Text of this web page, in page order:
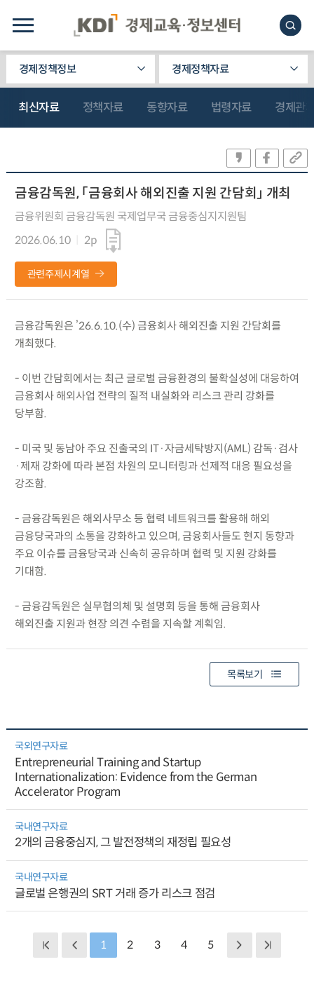
경제정책정보 경제정책자료
최신자료 정책자료 동향자료 법령자료 경제관
금융감독원, 「금융회사 해외진출 지원 간담회」 개최
금융위원회 금융감독원 국제업무국 금융중심지지원팀
2026.06.10
2p
관련주제시계열
금융감독원은 ’26.6.10.(수) 금융회사 해외진출 지원 간담회를
개최했다.
- 이번 간담회에서는 최근 글로벌 금융환경의 불확실성에 대응하여
금융회사 해외사업 전략의 질적 내실화와 리스크 관리 강화를
당부함.
- 미국 및 동남아 주요 진출국의 IT·자금세탁방지(AML) 감독·검사
·제재 강화에 따라 본점 차원의 모니터링과 선제적 대응 필요성을
강조함.
- 금융감독원은 해외사무소 등 협력 네트워크를 활용해 해외
금융당국과의 소통을 강화하고 있으며, 금융회사들도 현지 동향과
주요 이슈를 금융당국과 신속히 공유하며 협력 및 지원 강화를
기대함.
- 금융감독원은 실무협의체 및 설명회 등을 통해 금융회사
해외진출 지원과 현장 의견 수렴을 지속할 계획임.
목록보기
국외연구자료
Entrepreneurial Training and Startup
Internationalization: Evidence from the German
Accelerator Program
국내연구자료
2개의 금융중심지, 그 발전정책의 재정립 필요성
국내연구자료
글로벌 은행권의 SRT 거래 증가 리스크 점검
1 2 3 4 5